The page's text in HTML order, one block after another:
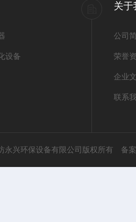
设备
关于
公司
荣誉
企业
联系
永兴环保设备有限公司版权所有 备